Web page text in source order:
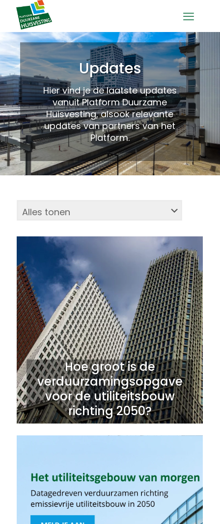
Updates
Hier vind je de laatste updates
vanuit Platform Duurzame
Huisvesting, alsook relevante
updates van partners van het
Platform.
Hoe groot is de
verduurzamingsopgave
voor de utiliteitsbouw
richting 2050?